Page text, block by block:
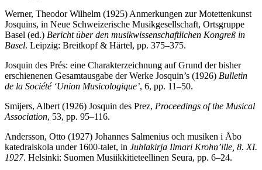
Werner, Theodor Wilhelm (1925) Anmerkungen zur Motettenkunst
Josquins, in Neue Schweizerische Musikgesellschaft, Ortsgruppe
Basel (ed.) Bericht über den musikwissenschaftlichen Kongreß in
Basel. Leipzig: Breitkopf & Härtel, pp. 375–375.
Josquin des Prés: eine Charakterzeichnung auf Grund der bisher
erschienenen Gesamtausgabe der Werke Josquin’s (1926) Bulletin
de la Société ‘Union Musicologique’, 6, pp. 11–50.
Smijers, Albert (1926) Josquin des Prez, Proceedings of the Musical
Association, 53, pp. 95–116.
Andersson, Otto (1927) Johannes Salmenius och musiken i Åbo
katedralskola under 1600-talet, in Juhlakirja Ilmari Krohn’ille, 8. XI.
1927. Helsinki: Suomen Musiikkitieteellinen Seura, pp. 6–24.